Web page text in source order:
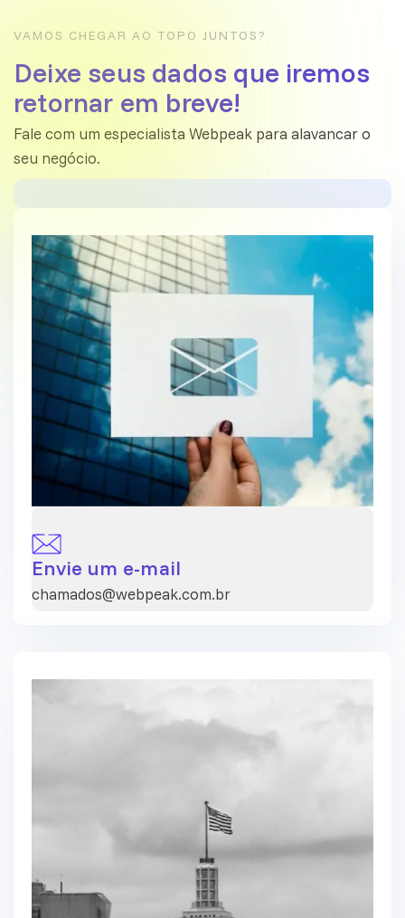
VAMOS CHEGAR AO TOPO JUNTOS?
Deixe seus dados que iremos
retornar em breve!
Fale com um especialista Webpeak para alavancar o
seu negócio.
Envie um e-mail
chamados@webpeak.com.br